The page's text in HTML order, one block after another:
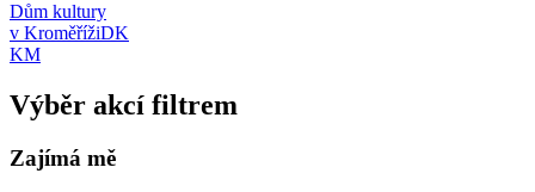
Dům kultury
v KroměřížiDK
KM
Výběr akcí filtrem
Zajímá mě